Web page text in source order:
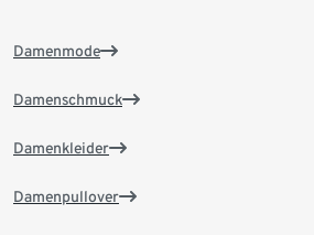
Damenmode
Damenschmuck
Damenkleider
Damenpullover